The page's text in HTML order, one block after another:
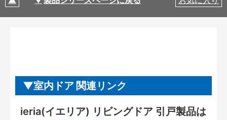
室内ドア 関連リンク
ieria(イエリア) リビングドア 引戸製品は